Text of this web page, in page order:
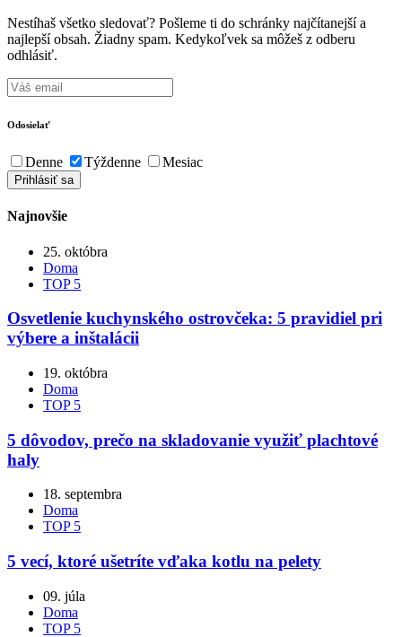
Nestíhaš všetko sledovať? Pošleme ti do schránky najčítanejší a
najlepší obsah. Žiadny spam. Kedykoľvek sa môžeš z odberu
odhlásiť.
Odosielať
Denne Týždenne Mesiac
Najnovšie
25. októbra
Doma
TOP 5
Osvetlenie kuchynského ostrovčeka: 5 pravidiel pri
výbere a inštalácii
19. októbra
Doma
TOP 5
5 dôvodov, prečo na skladovanie využiť plachtové
haly
18. septembra
Doma
TOP 5
5 vecí, ktoré ušetríte vďaka kotlu na pelety
09. júla
Doma
TOP 5